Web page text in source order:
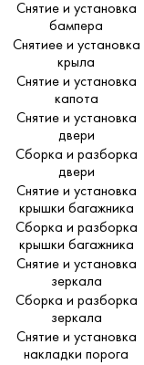
Снятие и установка
бампера
Снятиее и установка
крыла
Снятие и установка
капота
Снятие и установка
двери
Сборка и разборка
двери
Снятие и установка
крышки багажника
Сборка и разборка
крышки багажника
Снятие и установка
зеркала
Сборка и разборка
зеркала
Снятие и установка
накладки порога